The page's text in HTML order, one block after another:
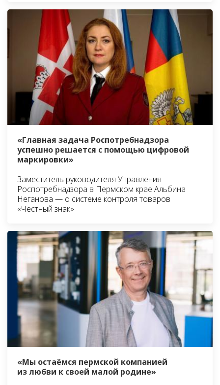
«Главная задача Роспотребнадзора
успешно решается с помощью цифровой
маркировки»
Заместитель руководителя Управления
Роспотребнадзора в Пермском крае Альбина
Неганова — о системе контроля товаров
«Честный знак»
«Мы остаёмся пермской компанией
из любви к своей малой родине»